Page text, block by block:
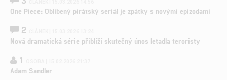
One Piece: Oblíbený pirátský seriál je zpátky s novými epizodami
2
Nová dramatická série přiblíží skutečný únos letadla teroristy
1
Adam Sandler